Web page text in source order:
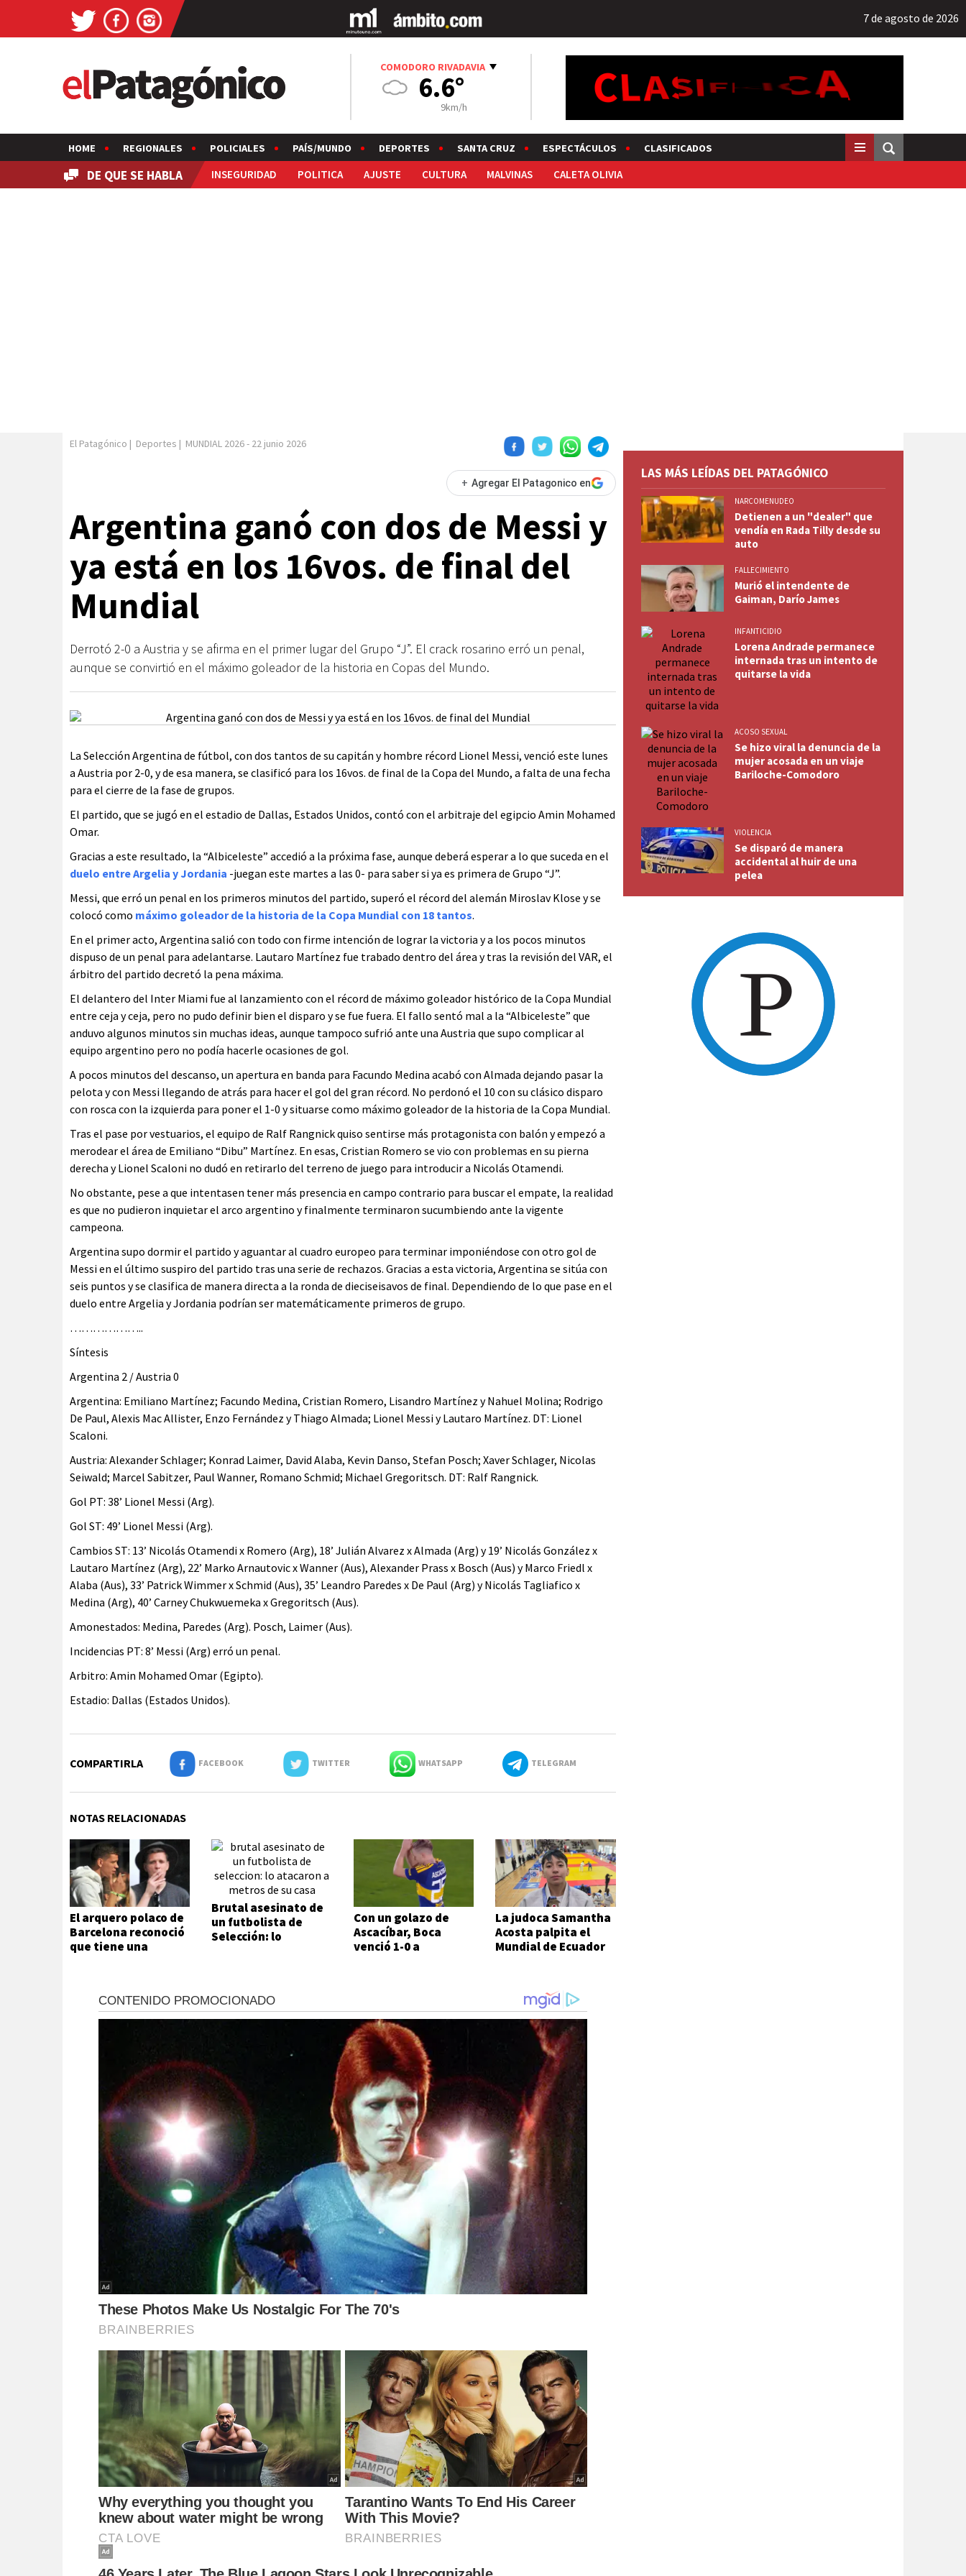
7 de agosto de 2026
COMODORO RIVADAVIA
6.6°
9km/h
HOME REGIONALES POLICIALES PAÍS/MUNDO DEPORTES SANTA CRUZ ESPECTÁCULOS CLASIFICADOS
DE QUE SE HABLA INSEGURIDAD POLITICA AJUSTE CULTURA MALVINAS CALETA OLIVIA
El Patagónico | Deportes | MUNDIAL 2026- 22 junio 2026
+ Agregar El Patagonico en
Argentina ganó con dos de Messi y
ya está en los 16vos. de final del
Mundial
Derrotó 2-0 a Austria y se afirma en el primer lugar del Grupo “J”. El crack rosarino erró un penal,
aunque se convirtió en el máximo goleador de la historia en Copas del Mundo.
La Selección Argentina de fútbol, con dos tantos de su capitán y hombre récord Lionel Messi, venció este lunes
a Austria por 2-0, y de esa manera, se clasificó para los 16vos. de final de la Copa del Mundo, a falta de una fecha
para el cierre de la fase de grupos.
El partido, que se jugó en el estadio de Dallas, Estados Unidos, contó con el arbitraje del egipcio Amin Mohamed
Omar.
Gracias a este resultado, la “Albiceleste” accedió a la próxima fase, aunque deberá esperar a lo que suceda en el
duelo entre Argelia y Jordania -juegan este martes a las 0- para saber si ya es primera de Grupo “J”.
Messi, que erró un penal en los primeros minutos del partido, superó el récord del alemán Miroslav Klose y se
colocó como máximo goleador de la historia de la Copa Mundial con 18 tantos.
En el primer acto, Argentina salió con todo con firme intención de lograr la victoria y a los pocos minutos
dispuso de un penal para adelantarse. Lautaro Martínez fue trabado dentro del área y tras la revisión del VAR, el
árbitro del partido decretó la pena máxima.
El delantero del Inter Miami fue al lanzamiento con el récord de máximo goleador histórico de la Copa Mundial
entre ceja y ceja, pero no pudo definir bien el disparo y se fue fuera. El fallo sentó mal a la “Albiceleste” que
anduvo algunos minutos sin muchas ideas, aunque tampoco sufrió ante una Austria que supo complicar al
equipo argentino pero no podía hacerle ocasiones de gol.
A pocos minutos del descanso, un apertura en banda para Facundo Medina acabó con Almada dejando pasar la
pelota y con Messi llegando de atrás para hacer el gol del gran récord. No perdonó el 10 con su clásico disparo
con rosca con la izquierda para poner el 1-0 y situarse como máximo goleador de la historia de la Copa Mundial.
Tras el pase por vestuarios, el equipo de Ralf Rangnick quiso sentirse más protagonista con balón y empezó a
merodear el área de Emiliano “Dibu” Martínez. En esas, Cristian Romero se vio con problemas en su pierna
derecha y Lionel Scaloni no dudó en retirarlo del terreno de juego para introducir a Nicolás Otamendi.
No obstante, pese a que intentasen tener más presencia en campo contrario para buscar el empate, la realidad
es que no pudieron inquietar el arco argentino y finalmente terminaron sucumbiendo ante la vigente
campeona.
Argentina supo dormir el partido y aguantar al cuadro europeo para terminar imponiéndose con otro gol de
Messi en el último suspiro del partido tras una serie de rechazos. Gracias a esta victoria, Argentina se sitúa con
seis puntos y se clasifica de manera directa a la ronda de dieciseisavos de final. Dependiendo de lo que pase en el
duelo entre Argelia y Jordania podrían ser matemáticamente primeros de grupo.
………………..
Síntesis
Argentina 2 / Austria 0
Argentina: Emiliano Martínez; Facundo Medina, Cristian Romero, Lisandro Martínez y Nahuel Molina; Rodrigo
De Paul, Alexis Mac Allister, Enzo Fernández y Thiago Almada; Lionel Messi y Lautaro Martínez. DT: Lionel
Scaloni.
Austria: Alexander Schlager; Konrad Laimer, David Alaba, Kevin Danso, Stefan Posch; Xaver Schlager, Nicolas
Seiwald; Marcel Sabitzer, Paul Wanner, Romano Schmid; Michael Gregoritsch. DT: Ralf Rangnick.
Gol PT: 38’ Lionel Messi (Arg).
Gol ST: 49’ Lionel Messi (Arg).
Cambios ST: 13’ Nicolás Otamendi x Romero (Arg), 18’ Julián Alvarez x Almada (Arg) y 19’ Nicolás González x
Lautaro Martínez (Arg), 22’ Marko Arnautovic x Wanner (Aus), Alexander Prass x Bosch (Aus) y Marco Friedl x
Alaba (Aus), 33’ Patrick Wimmer x Schmid (Aus), 35’ Leandro Paredes x De Paul (Arg) y Nicolás Tagliafico x
Medina (Arg), 40’ Carney Chukwuemeka x Gregoritsch (Aus).
Amonestados: Medina, Paredes (Arg). Posch, Laimer (Aus).
Incidencias PT: 8’ Messi (Arg) erró un penal.
Arbitro: Amin Mohamed Omar (Egipto).
Estadio: Dallas (Estados Unidos).
COMPARTIRLA FACEBOOK TWITTER WHATSAPP TELEGRAM
NOTAS RELACIONADAS
El arquero polaco de
Barcelona reconoció
que tiene una
Brutal asesinato de
un futbolista de
Selección: lo
Con un golazo de
Ascacíbar, Boca
venció 1-0 a
La judoca Samantha
Acosta palpita el
Mundial de Ecuador
LAS MÁS LEÍDAS DEL PATAGÓNICO
NARCOMENUDEO
Detienen a un "dealer" que
vendía en Rada Tilly desde su
auto
FALLECIMIENTO
Murió el intendente de
Gaiman, Darío James
INFANTICIDIO
Lorena Andrade permanece
internada tras un intento de
quitarse la vida
ACOSO SEXUAL
Se hizo viral la denuncia de la
mujer acosada en un viaje
Bariloche-Comodoro
VIOLENCIA
Se disparó de manera
accidental al huir de una
pelea